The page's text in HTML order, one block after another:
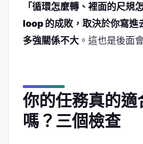
「循環怎麼轉、裡面的尺規
loop 的成敗，取決於你寫進
多強關係不大 。這也是後面
你的任務真的適
嗎？三個檢查